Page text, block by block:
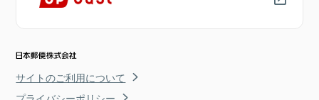
サイトのご利用について